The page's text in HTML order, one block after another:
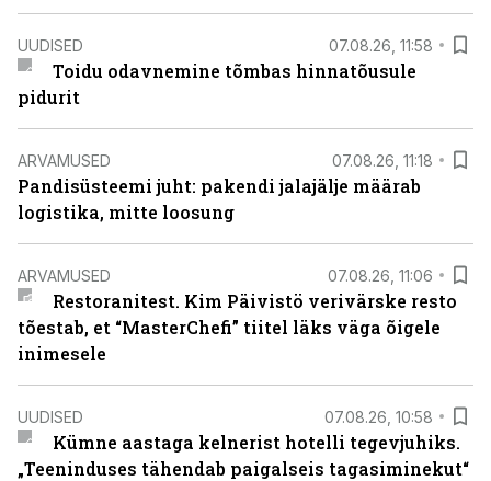
UUDISED 07.08.26, 11:58
Toidu odavnemine tõmbas hinnatõusule
pidurit
ARVAMUSED 07.08.26, 11:18
Pandisüsteemi juht: pakendi jalajälje määrab
logistika, mitte loosung
ARVAMUSED 07.08.26, 11:06
Restoranitest. Kim Päivistö verivärske resto
tõestab, et “MasterChefi” tiitel läks väga õigele
inimesele
UUDISED 07.08.26, 10:58
Kümne aastaga kelnerist hotelli tegevjuhiks.
„Teeninduses tähendab paigalseis tagasiminekut“